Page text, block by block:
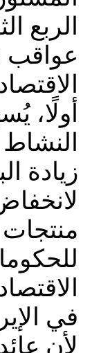
عواقب
أولًا،
زيادة
في
لأن